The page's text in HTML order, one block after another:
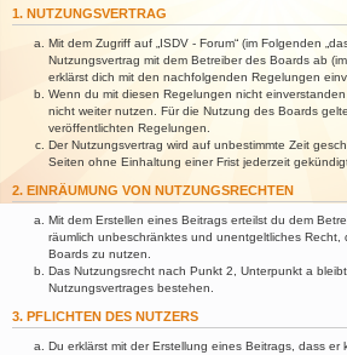
1. NUTZUNGSVERTRAG
Mit dem Zugriff auf „ISDV - Forum“ (im Folgenden
Nutzungsvertrag mit dem Betreiber des Boards ab
erklärst dich mit den nachfolgenden Regelungen
Wenn du mit diesen Regelungen nicht
nicht weiter nutzen. Für die Nutzung des Boards
veröffentlichten Regelungen.
Der Nutzungsvertrag wird auf unbestimmte Zeit
Seiten ohne Einhaltung einer Frist jederzeit
2. EINRÄUMUNG VON NUTZUNGSRECHTEN
Mit dem Erstellen eines Beitrags erteilst du dem
räumlich unbeschränktes und unentgeltliches Recht,
Boards zu nutzen.
Das Nutzungsrecht nach Punkt 2, Unterpunkt a
Nutzungsvertrages bestehen.
3. PFLICHTEN DES NUTZERS
Du erklärst mit der Erstellung eines Beitrags, dass